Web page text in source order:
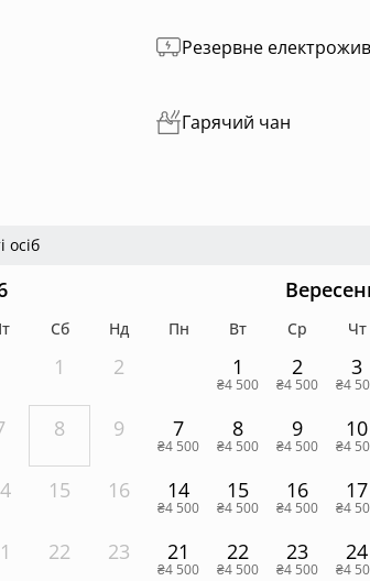
Резервне
Гарячий чан
осіб
Сб Нд
1 2
8 9
15 16
22 23
Пн Вт Ср Чт
1
₴4 500
2
₴4 500
3
₴4
7
₴4 500
8
₴4 500
9
₴4 500
10
₴4
14
₴4 500
15
₴4 500
16
₴4 500
17
₴4
21
₴4 500
22
₴4 500
23
₴4 500
24
₴4